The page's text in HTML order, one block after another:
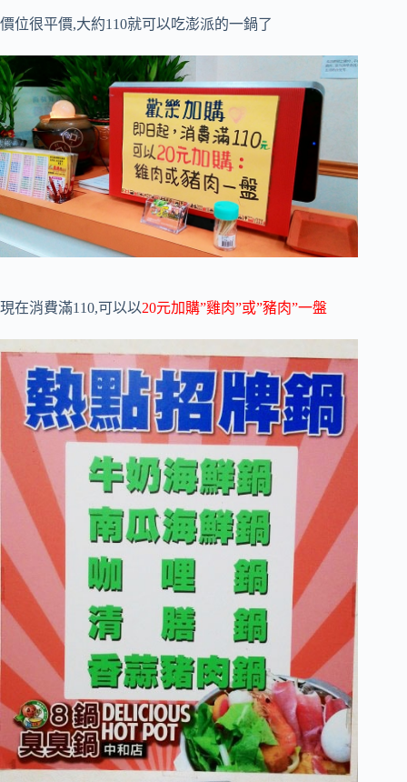
價位很平價,大約110就可以吃澎派的一鍋了
現在消費滿110,可以以20元加購”雞肉”或”豬肉”一盤